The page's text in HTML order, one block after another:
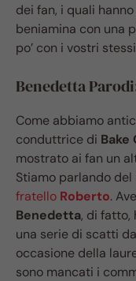
dei fan, i quali
beniamina con una
po’ con i vostri
Benedetta
Come abbiamo
conduttrice di Bake
mostrato ai fan un
Stiamo parlando del
fratello Roberto.
Benedetta, di fatto,
una serie di scatti
occasione della
sono mancati i